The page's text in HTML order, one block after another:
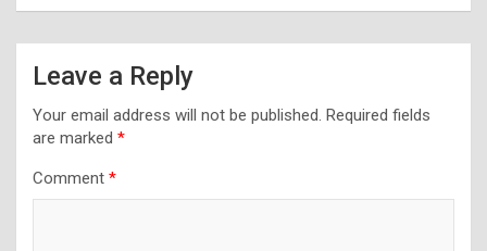
Leave a Reply
Your email address will not be published. Required fields
are marked *
Comment *